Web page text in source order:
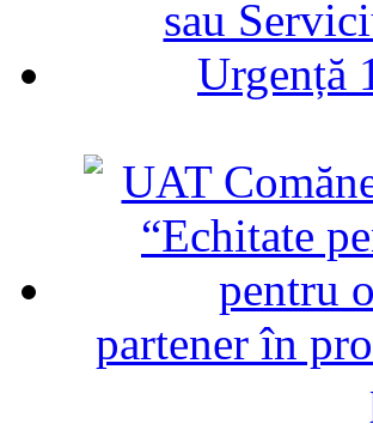
partener în